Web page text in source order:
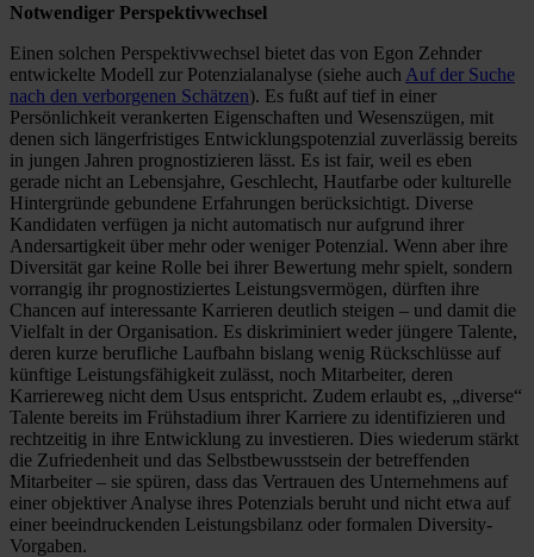
Notwendiger Perspektivwechsel
Einen solchen Perspektivwechsel bietet das von Egon Zehnder
entwickelte Modell zur Potenzialanalyse (siehe auch Auf der Suche
nach den verborgenen Schätzen). Es fußt auf tief in einer
Persönlichkeit verankerten Eigenschaften und Wesenszügen, mit
denen sich längerfristiges Entwicklungspotenzial zuverlässig bereits
in jungen Jahren prognostizieren lässt. Es ist fair, weil es eben
gerade nicht an Lebensjahre, Geschlecht, Hautfarbe oder kulturelle
Hintergründe gebundene Erfahrungen berücksichtigt. Diverse
Kandidaten verfügen ja nicht automatisch nur aufgrund ihrer
Andersartigkeit über mehr oder weniger Potenzial. Wenn aber ihre
Diversität gar keine Rolle bei ihrer Bewertung mehr spielt, sondern
vorrangig ihr prognostiziertes Leistungsvermögen, dürften ihre
Chancen auf interessante Karrieren deutlich steigen – und damit die
Vielfalt in der Organisation. Es diskriminiert weder jüngere Talente,
deren kurze berufliche Laufbahn bislang wenig Rückschlüsse auf
künftige Leistungsfähigkeit zulässt, noch Mitarbeiter, deren
Karriereweg nicht dem Usus entspricht. Zudem erlaubt es, „diverse“
Talente bereits im Frühstadium ihrer Karriere zu identifizieren und
rechtzeitig in ihre Entwicklung zu investieren. Dies wiederum stärkt
die Zufriedenheit und das Selbstbewusstsein der betreffenden
Mitarbeiter – sie spüren, dass das Vertrauen des Unternehmens auf
einer objektiver Analyse ihres Potenzials beruht und nicht etwa auf
einer beeindruckenden Leistungsbilanz oder formalen Diversity-
Vorgaben.